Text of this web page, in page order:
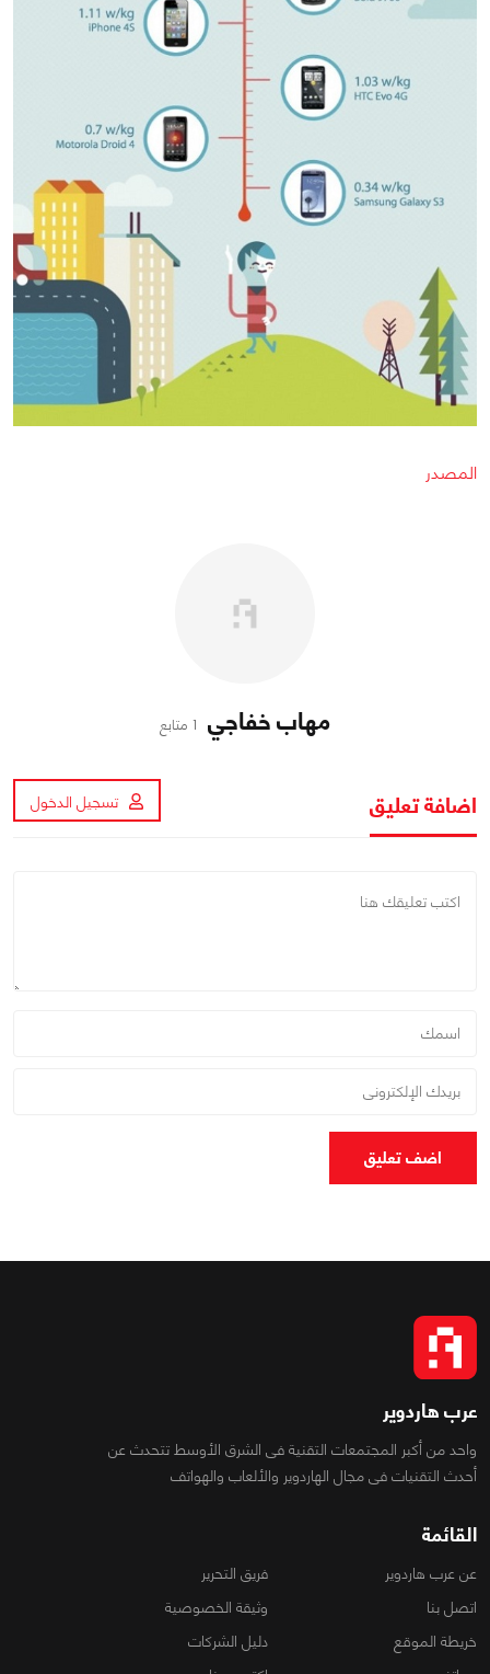
المصدر
مهاب خفاجي 1 متابع
اضافة تعليق تسجيل الدخول
اضف تعليق
عرب هاردوير
واحد من أكبر المجتمعات التقنية فى الشرق الأوسط تتحدث عن
أحدث التقنيات فى مجال الهاردوير والألعاب والهواتف
القائمة
عن عرب هاردوير
فريق التحرير
اتصل بنا
وثيقة الخصوصية
خريطة الموقع
دليل الشركات